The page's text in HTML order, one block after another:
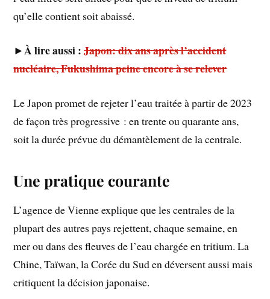
qu’elle contient soit abaissé.
►À lire aussi :Japon: dix ans après l’accident
nucléaire, Fukushima peine encore à se relever
Le Japon promet de rejeter l’eau traitée à partir de 2023
de façon très progressive : en trente ou quarante ans,
soit la durée prévue du démantèlement de la centrale.
Une pratique courante
L’agence de Vienne explique que les centrales de la
plupart des autres pays rejettent, chaque semaine, en
mer ou dans des fleuves de l’eau chargée en tritium. La
Chine, Taïwan, la Corée du Sud en déversent aussi mais
critiquent la décision japonaise.